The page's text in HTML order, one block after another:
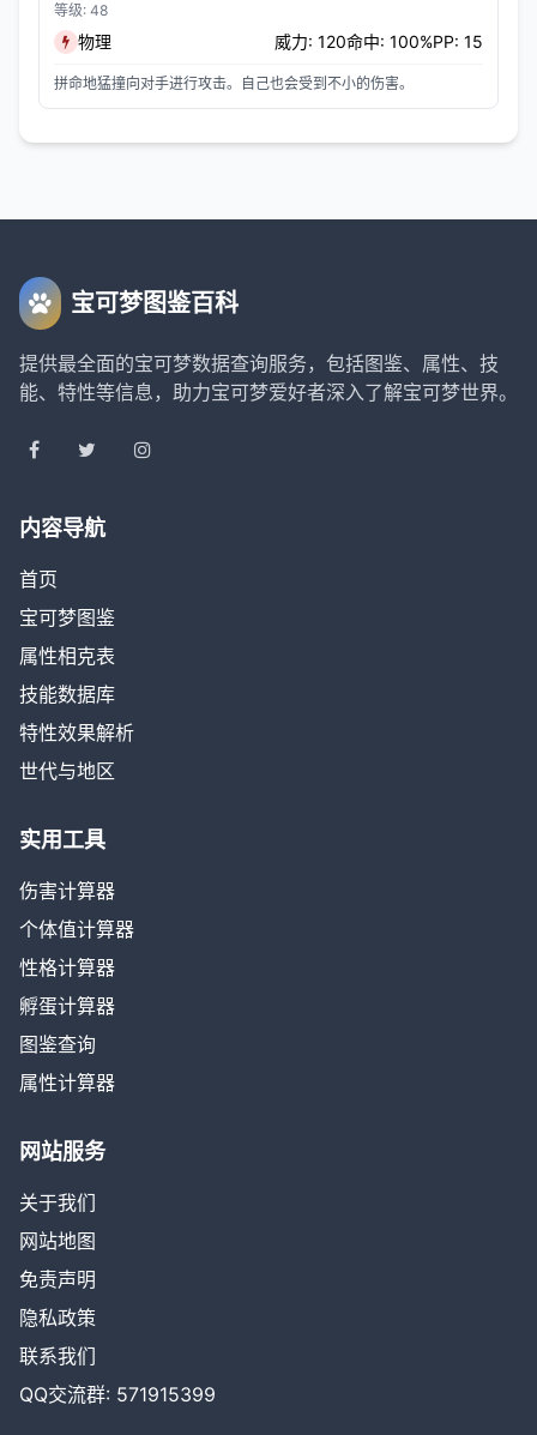
等级: 48
物理 威力: 120命中: 100%PP: 15
拼命地猛撞向对手进行攻击。自己也会受到不小的伤害。
宝可梦图鉴百科
提供最全面的宝可梦数据查询服务，包括图鉴、属性、技
能、特性等信息，助力宝可梦爱好者深入了解宝可梦世界。
内容导航
首页
宝可梦图鉴
属性相克表
技能数据库
特性效果解析
世代与地区
实用工具
伤害计算器
个体值计算器
性格计算器
孵蛋计算器
图鉴查询
属性计算器
网站服务
关于我们
网站地图
免责声明
隐私政策
联系我们
QQ交流群: 571915399